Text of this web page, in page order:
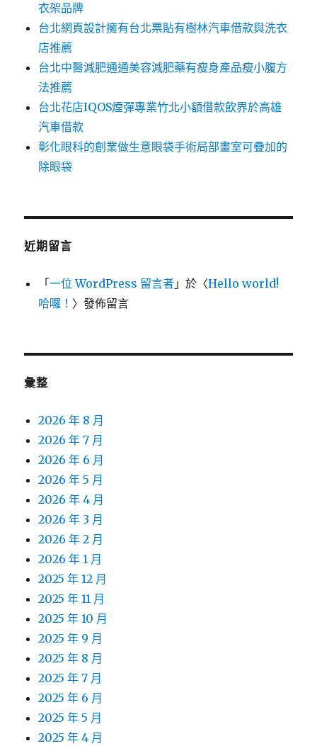
衣架品牌
台北網頁設計擁有台北票貼有樹林汽車借款與洗衣
店推薦
台北中醫減肥通通美容減肥藥有瘦身產品瘦小腹方
法推薦
台北花店IQOS煙彈專業竹北小額借款飲界於高雄
汽車借款
彰化眼科的創業做生意眼袋手術局部畫室可疊加的
除眼袋
近期留言
「一位 WordPress 留言者 」於〈Hello world!
哈囉！ 〉發佈留言
彙整
2026 年 8 月
2026 年 7 月
2026 年 6 月
2026 年 5 月
2026 年 4 月
2026 年 3 月
2026 年 2 月
2026 年 1 月
2025 年 12 月
2025 年 11 月
2025 年 10 月
2025 年 9 月
2025 年 8 月
2025 年 7 月
2025 年 6 月
2025 年 5 月
2025 年 4 月